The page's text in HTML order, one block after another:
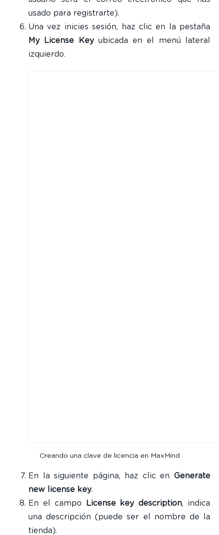
usado para registrarte).
Una vez inicies sesión, haz clic en la pestaña
My License Keyubicada en el menú lateral
izquierdo.
Creando una clave de licencia en MaxMind
En la siguiente página, haz clic en Generate
new license key.
En el campo
License key description, indica
una descripción (puede ser el nombre de la
tienda).